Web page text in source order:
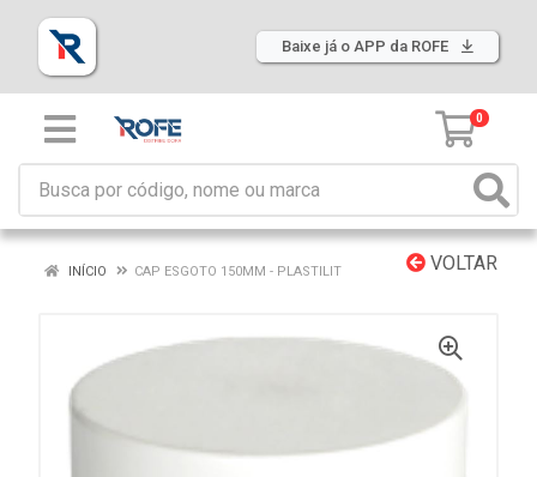
Baixe já o APP da ROFE
0
VOLTAR
INÍCIO CAP ESGOTO 150MM - PLASTILIT